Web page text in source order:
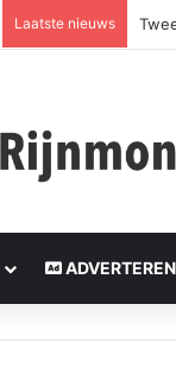
Laatste nieuws
ADVERTEREN